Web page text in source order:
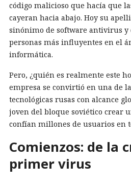
código malicioso que hacía que
cayeran hacia abajo. Hoy su
sinónimo de software antivirus y
personas más influyentes en el
informática.
Pero, ¿quién es realmente este
empresa se convirtió en una de
tecnológicas rusas con alcance
joven del bloque soviético crear
confían millones de usuarios en
Comienzos: de la
primer virus